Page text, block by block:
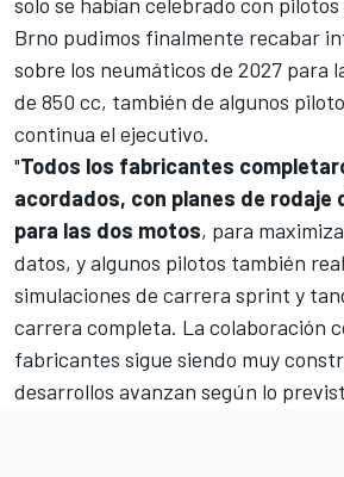
Brno pudimos finalmente recabar
sobre los neumáticos de 2027 para
de 850 cc, también de algunos
continua el ejecutivo.
"Todos los fabricantes
acordados, con planes de rodaje
para las dos motos, para
datos, y algunos pilotos también
simulaciones de carrera sprint y
carrera completa. La colaboración
fabricantes sigue siendo muy
desarrollos avanzan según lo